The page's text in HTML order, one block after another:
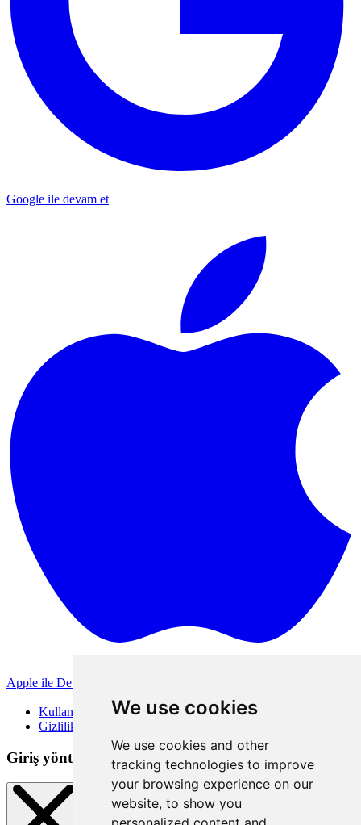
We use cookies
We use cookies and other
tracking technologies to improve
your browsing experience on our
website, to show you
Google ile devam et
Apple ile Devam Et
Kullanım Koşulları
Gizlilik Politikası
Giriş yöntemleri